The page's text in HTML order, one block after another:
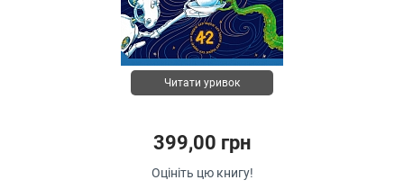
Читати уривок
399,00 грн
Оцініть цю книгу!